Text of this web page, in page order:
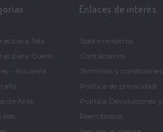
para Tela
para Cuero
- Acuarela
de Arte
Enlaces de interés
Sobre nosotros
Contáctenos
Términos y condiciones
Política de privacidad
Política Devoluciones y
Reembolsos